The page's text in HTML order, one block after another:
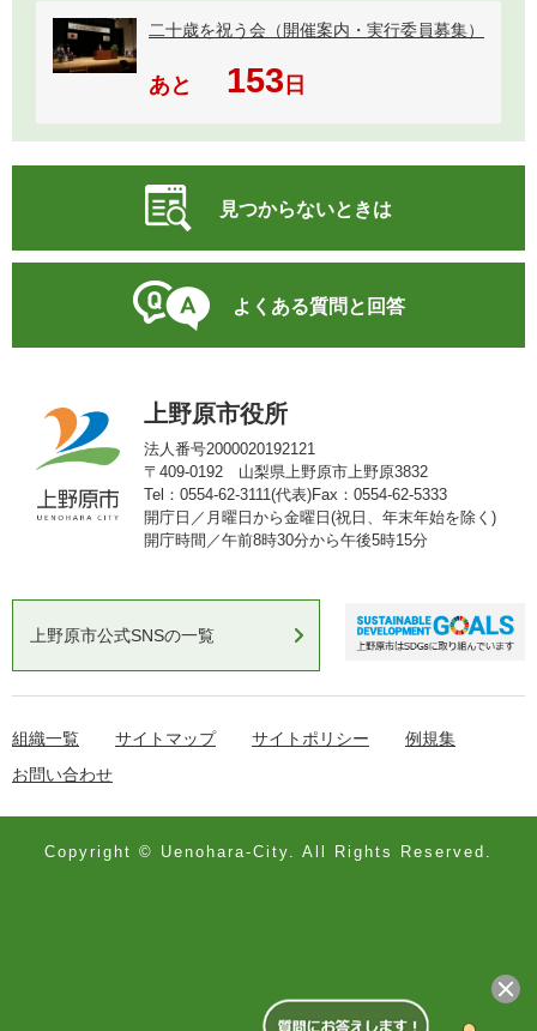
二十歳を祝う会（開催案内・実行委員募集）
あと 153 日
見つからないときは
よくある質問と回答
上野原市役所
法人番号2000020192121
〒409-0192 山梨県上野原市上野原3832
Tel：0554-62-3111(代表)Fax：0554-62-5333
開庁日／月曜日から金曜日(祝日、年末年始を除く)
開庁時間／午前8時30分から午後5時15分
上野原市公式SNSの一覧
組織一覧 サイトマップ サイトポリシー
例規集
お問い合わせ
Copyright © Uenohara-City. All Rights Reserved.